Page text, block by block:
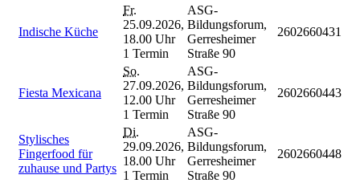
Indische Küche
Fr.
25.09.2026,
18.00 Uhr
1 Termin
ASG-
Bildungsforum,
Gerresheimer
Straße 90
2602660431
Fiesta Mexicana
So.
27.09.2026,
12.00 Uhr
1 Termin
ASG-
Bildungsforum,
Gerresheimer
Straße 90
2602660443
Stylisches
Fingerfood für
zuhause und Partys
Di.
29.09.2026,
18.00 Uhr
1 Termin
ASG-
Bildungsforum,
Gerresheimer
Straße 90
2602660448